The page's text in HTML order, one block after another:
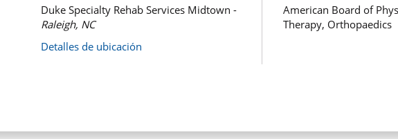
Duke Specialty Rehab Services Midtown -
Raleigh, NC
Detalles de ubicación
American Board of
Therapy, Orthopaedics